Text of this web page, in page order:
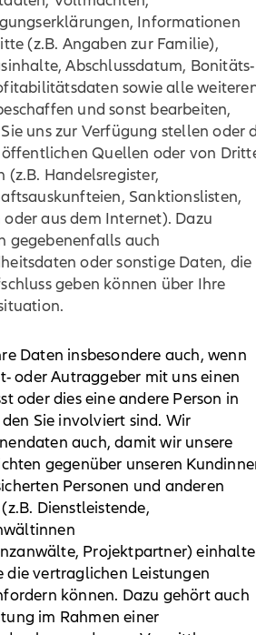
Informationen
(z.B. Angaben zur Familie),
Abschlussdatum, Bonitäts-
sowie alle
und sonst bearbeiten,
uns zur Verfügung stellen oder
Quellen oder von
(z.B. Handelsregister,
Sanktionslisten,
oder aus dem Internet). Dazu
gegebenenfalls auch
oder sonstige Daten, die
geben können über Ihre
Daten insbesondere auch, wenn
oder Autraggeber mit uns einen
oder dies eine andere Person in
Sie involviert sind. Wir
auch, damit wir unsere
gegenüber unseren
Personen und anderen
Dienstleistende,
Projektpartner)
die vertraglichen Leistungen
können. Dazu gehört auch
im Rahmen einer